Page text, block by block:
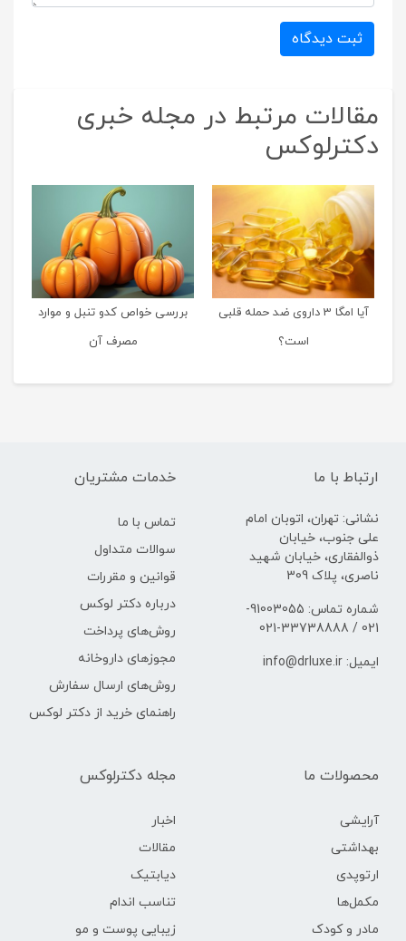
ثبت دیدگاه
مقالات مرتبط در مجله خبری
دکترلوکس
آیا امگا 3 داروی ضد حمله قلبی
است؟
بررسی خواص کدو تنبل و موارد
مصرف آن
ارتباط با ما
نشانی: تهران، اتوبان امام
علی جنوب، خیابان
ذوالفقاری، خیابان شهید
ناصری، پلاک 309
شماره تماس: 91003055-
021 / 33738888-021
ایمیل: info@drluxe.ir
خدمات مشتریان
تماس با ما
سوالات متداول
قوانین و مقررات
درباره دکتر لوکس
روش‌های پرداخت
مجوزهای داروخانه
روش‌های ارسال سفارش
راهنمای خرید از دکتر لوکس
محصولات ما
آرایشی
بهداشتی
ارتوپدی
مکمل‌ها
مادر و کودک
مجله دکترلوکس
اخبار
مقالات
دیابتیک
تناسب اندام
زیبایی پوست و مو